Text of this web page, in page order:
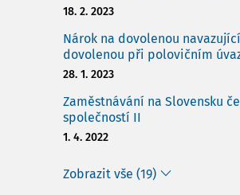
18. 2. 2023
Nárok na dovolenou
dovolenou při polovičním
28. 1. 2023
Zaměstnávání na Slovensku
společností II
1. 4. 2022
Zobrazit vše (19)